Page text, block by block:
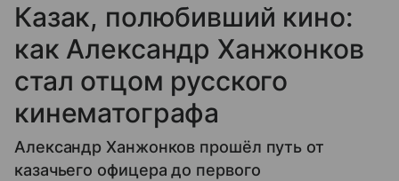
Казак, полюбивший кино:
как Александр Ханжонков
стал отцом русского
кинематографа
Александр Ханжонков прошёл путь от
казачьего офицера до первого